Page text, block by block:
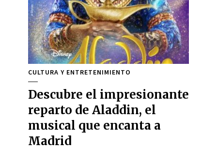
CULTURA Y ENTRETENIMIENTO
Descubre el impresionante
reparto de Aladdin, el
musical que encanta a
Madrid